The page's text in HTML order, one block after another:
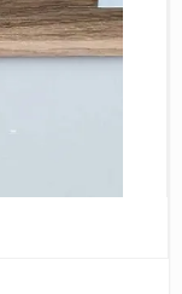
Damy Floor